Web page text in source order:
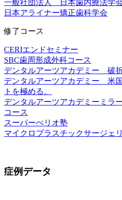
一般社団法人 日本歯内療法学
日本アライナー矯正歯科学会
修了コース
CERIエンドセミナー
SBC歯周形成外科コース
デンタルアーツアカデミー 破
デンタルアーツアカデミー 米
トを極める。
デンタルアーツアカデミーミラ
コース
スーパーぺリオ塾
マイクロプラスチックサージェ
症例データ